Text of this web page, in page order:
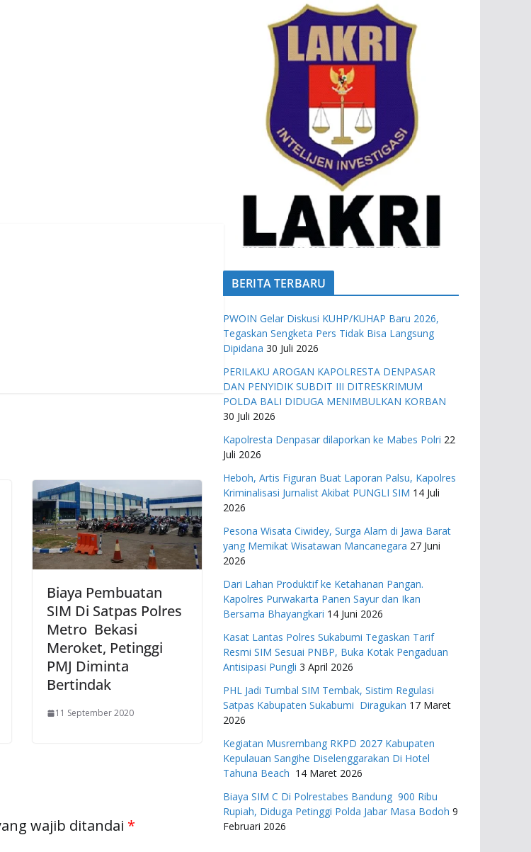
Biaya Pembuatan
SIM Di Satpas Polres
Metro Bekasi
Meroket, Petinggi
PMJ Diminta
Bertindak
11 September 2020
wajib ditandai *
BERITA TERBARU
PWOIN Gelar Diskusi KUHP/KUHAP Baru 2026,
Tegaskan Sengketa Pers Tidak Bisa Langsung
Dipidana 30 Juli 2026
PERILAKU AROGAN KAPOLRESTA DENPASAR
DAN PENYIDIK SUBDIT III DITRESKRIMUM
POLDA BALI DIDUGA MENIMBULKAN KORBAN
30 Juli 2026
Kapolresta Denpasar dilaporkan ke Mabes Polri 22
Juli 2026
Heboh, Artis Figuran Buat Laporan Palsu, Kapolres
Kriminalisasi Jurnalist Akibat PUNGLI SIM 14 Juli
2026
Pesona Wisata Ciwidey, Surga Alam di Jawa Barat
yang Memikat Wisatawan Mancanegara 27 Juni
2026
Dari Lahan Produktif ke Ketahanan Pangan.
Kapolres Purwakarta Panen Sayur dan Ikan
Bersama Bhayangkari 14 Juni 2026
Kasat Lantas Polres Sukabumi Tegaskan Tarif
Resmi SIM Sesuai PNBP, Buka Kotak Pengaduan
Antisipasi Pungli 3 April 2026
PHL Jadi Tumbal SIM Tembak, Sistim Regulasi
Satpas Kabupaten Sukabumi Diragukan 17 Maret
2026
Kegiatan Musrembang RKPD 2027 ​Kabupaten
Kepulauan Sangihe Diselenggarakan Di Hotel
Tahuna Beach 14 Maret 2026
Biaya SIM C Di Polrestabes Bandung 900 Ribu
Rupiah, Diduga Petinggi Polda Jabar Masa Bodoh 9
Februari 2026